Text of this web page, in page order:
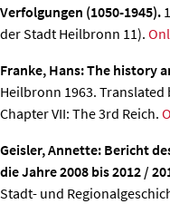
Verfolgungen (1050-1945).
der Stadt Heilbronn 11).
Franke, Hans: The history
Heilbronn 1963.
Chapter VII: The 3rd Reich.
Geisler, Annette: Bericht
die Jahre 2008 bis 2012 /
Stadt- und